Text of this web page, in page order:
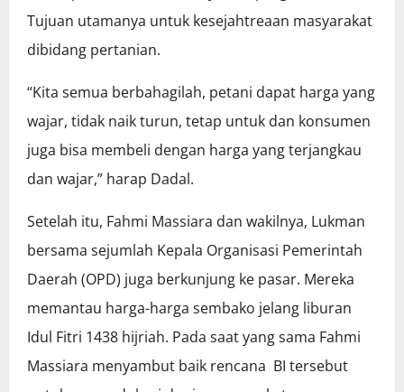
Tujuan utamanya untuk kesejahtreaan masyarakat
dibidang pertanian.
“Kita semua berbahagilah, petani dapat harga yang
wajar, tidak naik turun, tetap untuk dan konsumen
juga bisa membeli dengan harga yang terjangkau
dan wajar,” harap Dadal.
Setelah itu, Fahmi Massiara dan wakilnya, Lukman
bersama sejumlah Kepala Organisasi Pemerintah
Daerah (OPD) juga berkunjung ke pasar. Mereka
memantau harga-harga sembako jelang liburan
Idul Fitri 1438 hijriah. Pada saat yang sama Fahmi
Massiara menyambut baik rencana BI tersebut